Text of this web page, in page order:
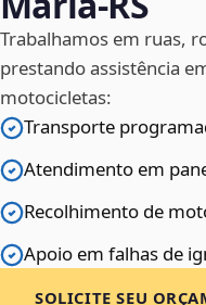
Trabalhamos em ruas,
prestando assistência
motocicletas:
Transporte
Atendimento em
Recolhimento de
Apoio em falhas de
SOLICITE SEU